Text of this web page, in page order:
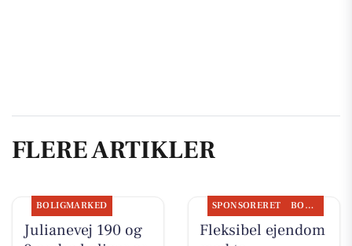
FLERE ARTIKLER
BOLIGMARKED
Julianevej 190 og
SPONSORERET BOLIGMARKED
Fleksibel ejendom